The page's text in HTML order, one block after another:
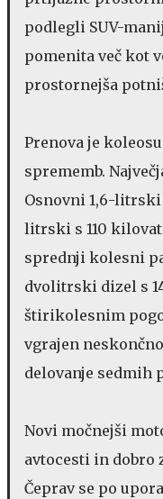
podlegli SUV-
pomenita več kot
prostornejša
Prenova je
sprememb.
Osnovni 1,6-
litrski s 110
sprednji kolesni
dvolitrski dizel s
štirikolesnim
vgrajen
delovanje sedmih
Novi močnejši
avtocesti in dobro
Čeprav se po